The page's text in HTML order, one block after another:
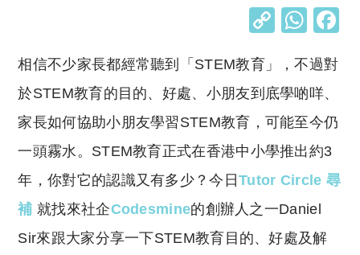
C
p
y
Li
n
k
W
at
s
A
p
p
相信不少家長都經常聽到「STEM教育」，不過對
於STEM教育的目的、好處、小朋友到底學啲咩、
家長如何協助小朋友學習STEM教育，可能至今仍
一頭霧水。STEM教育正式在香港中小學推出約3
年，你對它的認識又有多少？今日Tutor Circle 尋
補 就找來社企Codesmine的創辦人之一Daniel
Sir來跟大家分享一下STEM教育目的、好處及解